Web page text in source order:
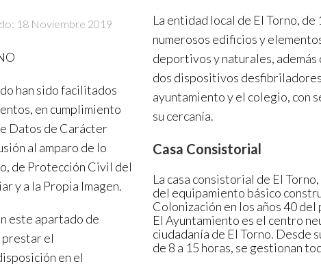
18 Noviembre 2019
han sido facilitados
en cumplimiento
Datos de Carácter
al amparo de lo
de Protección Civil del
y a la Propia Imagen.
este apartado de
el
en el
La entidad local de El Torno,
numerosos edificios y
deportivos y naturales,
dos dispositivos
ayuntamiento y el colegio, con
su cercanía.
Casa Consistorial
La casa consistorial de El
del equipamiento básico
Colonización en los años 40 del
El Ayuntamiento es el centro
ciudadanía de El Torno. Desde
de 8 a 15 horas, se gestionan